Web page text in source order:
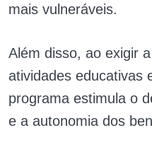
mais vulneráveis.
Além disso, ao exigir
atividades educativas
programa estimula o
e a autonomia dos